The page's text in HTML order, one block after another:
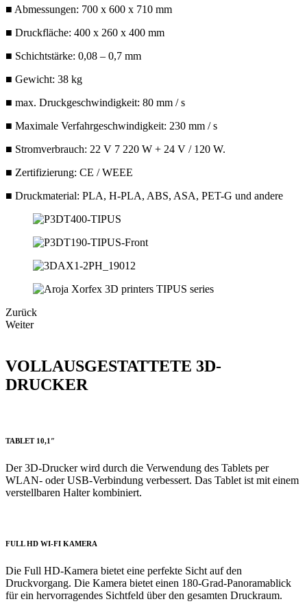
■ Abmessungen: 700 x 600 x 710 mm
■ Druckfläche: 400 x 260 x 400 mm
■ Schichtstärke: 0,08 – 0,7 mm
■ Gewicht: 38 kg
■ max. Druckgeschwindigkeit: 80 mm / s
■ Maximale Verfahrgeschwindigkeit: 230 mm / s
■ Stromverbrauch: 22 V 7 220 W + 24 V / 120 W.
■ Zertifizierung: CE / WEEE
■ Druckmaterial: PLA, H-PLA, ABS, ASA, PET-G und andere
Zurück
Weiter
VOLLAUSGESTATTETE 3D-
DRUCKER
TABLET 10,1″
Der 3D-Drucker wird durch die Verwendung des Tablets per
WLAN- oder USB-Verbindung verbessert. Das Tablet ist mit einem
verstellbaren Halter kombiniert.
FULL HD WI-FI KAMERA
Die Full HD-Kamera bietet eine perfekte Sicht auf den
Druckvorgang. Die Kamera bietet einen 180-Grad-Panoramablick
für ein hervorragendes Sichtfeld über den gesamten Druckraum.